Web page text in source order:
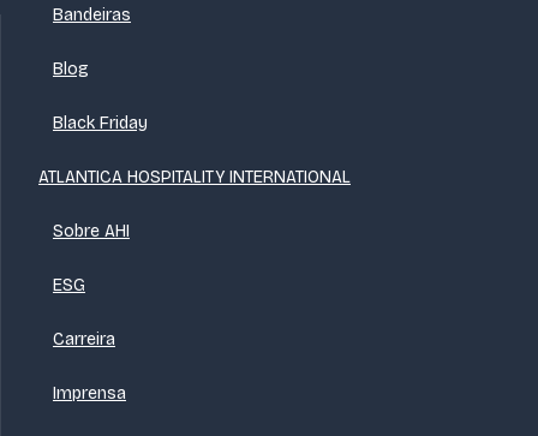
Bandeiras
Blog
Black Friday
ATLANTICA HOSPITALITY INTERNATIONAL
Sobre AHI
ESG
Carreira
Imprensa